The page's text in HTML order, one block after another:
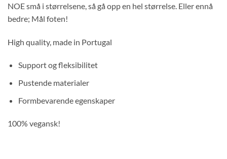
NOE små i størrelsene, så gå opp en hel størrelse. Eller ennå
bedre; Mål foten!
High quality, made in Portugal
Support og fleksibilitet
Pustende materialer
Formbevarende egenskaper
100% vegansk!